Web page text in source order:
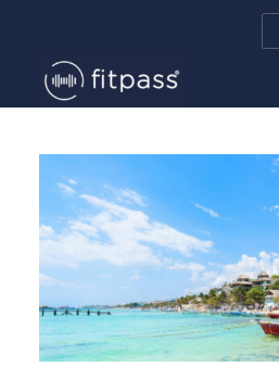
HOME
MEXICO
BEAUTY
FITPASS TV
FITBIZ
TRENDS